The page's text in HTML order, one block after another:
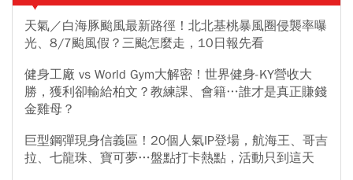
天氣／白海豚颱風最新路徑！北北基桃暴風圈侵襲率曝
光、8/7颱風假？三颱怎麼走，10日報先看
健身工廠 vs World Gym大解密！世界健身-KY營收大
勝，獲利卻輸給柏文？教練課、會籍…誰才是真正賺錢
金雞母？
巨型鋼彈現身信義區！20個人氣IP登場，航海王、哥吉
拉、七龍珠、寶可夢…盤點打卡熱點，活動只到這天